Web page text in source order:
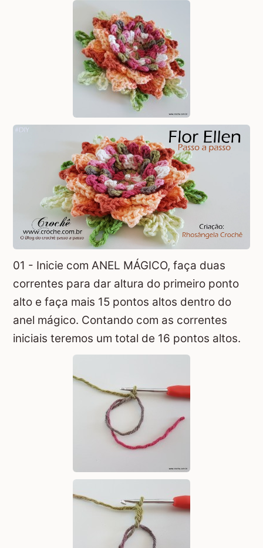
01 - Inicie com ANEL MÁGICO, faça duas
correntes para dar altura do primeiro ponto
alto e faça mais 15 pontos altos dentro do
anel mágico. Contando com as correntes
iniciais teremos um total de 16 pontos altos.